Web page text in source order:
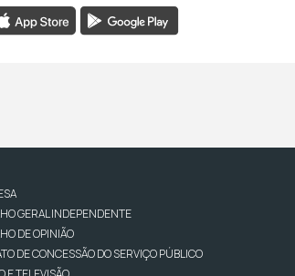
Madeira
RTP Madeira
GERAL INDEPENDENTE
DE OPINIÃO
DE CONCESSÃO DO SERVIÇO PÚBLICO